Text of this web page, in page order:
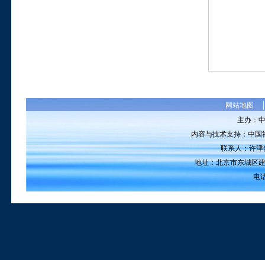
网站地图
主办：
内容与技术支持：中
联系人：许津
地址：北京市东城区
电